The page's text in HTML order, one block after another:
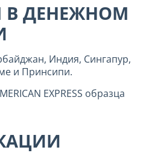
В ДЕНЕЖНОМ
Индия, Сингапур,
и Принсипи.
EXPRESS образца